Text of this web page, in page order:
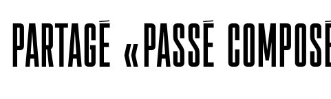
« PASSÉ